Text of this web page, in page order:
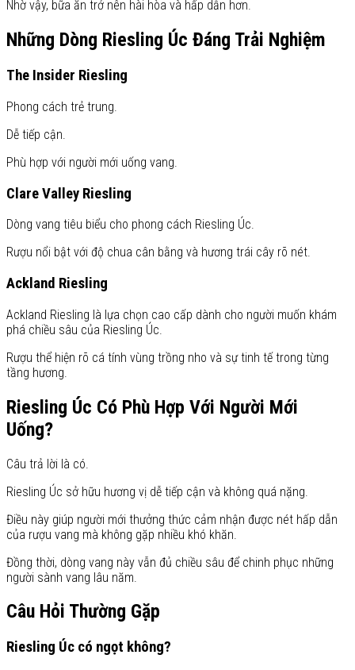
Nhờ vậy, bữa ăn trở nên hài hòa và hấp dẫn hơn.
Những Dòng Riesling Úc Đáng Trải Nghiệm
The Insider Riesling
Phong cách trẻ trung.
Dễ tiếp cận.
Phù hợp với người mới uống vang.
Clare Valley Riesling
Dòng vang tiêu biểu cho phong cách Riesling Úc.
Rượu nổi bật với độ chua cân bằng và hương trái cây rõ nét.
Ackland Riesling
Ackland Riesling là lựa chọn cao cấp dành cho người muốn khám
phá chiều sâu của Riesling Úc.
Rượu thể hiện rõ cá tính vùng trồng nho và sự tinh tế trong từng
tầng hương.
Riesling Úc Có Phù Hợp Với Người Mới
Uống?
Câu trả lời là có.
Riesling Úc sở hữu hương vị dễ tiếp cận và không quá nặng.
Điều này giúp người mới thưởng thức cảm nhận được nét hấp dẫn
của rượu vang mà không gặp nhiều khó khăn.
Đồng thời, dòng vang này vẫn đủ chiều sâu để chinh phục những
người sành vang lâu năm.
Câu Hỏi Thường Gặp
Riesling Úc có ngọt không?